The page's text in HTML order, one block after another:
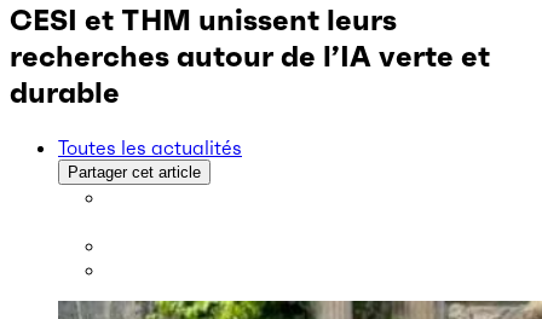
CESI et THM unissent leurs
recherches autour de l’IA verte et
durable
Toutes les actualités
Partager cet article